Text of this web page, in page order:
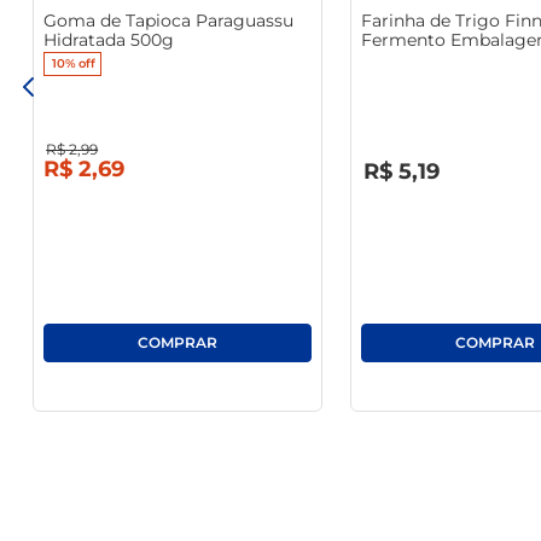
ela, cada receita se transforma em uma experiência
ou entre amigos. Portanto, ao optar pela Farinha de
Goma de Tapioca Paraguassu
Hidratada 500g
10%off
R$ 2,99
R$ 2,69
Farinha de Trigo
Fermento
R$ 5,19